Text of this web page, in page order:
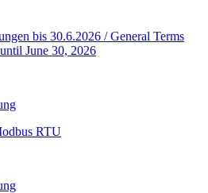
bis 30.6.2026 / General Terms
June 30, 2026
RTU